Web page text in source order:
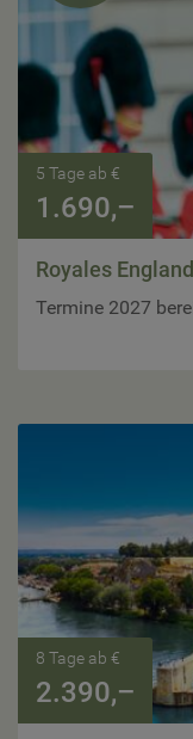
5 Tage ab €
1.690,–
Royales
Termine 2027
8 Tage ab €
2.390,–